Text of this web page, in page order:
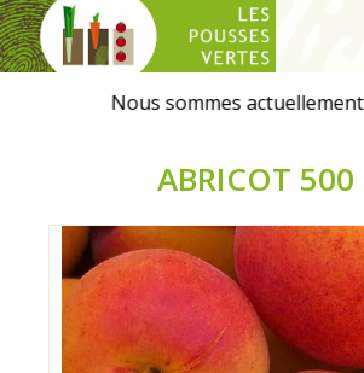
Pousses
Vertes
ABRICOT 500